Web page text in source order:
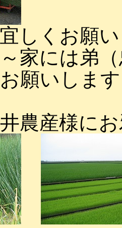
しくお願
家には弟
願いしま
農産様に